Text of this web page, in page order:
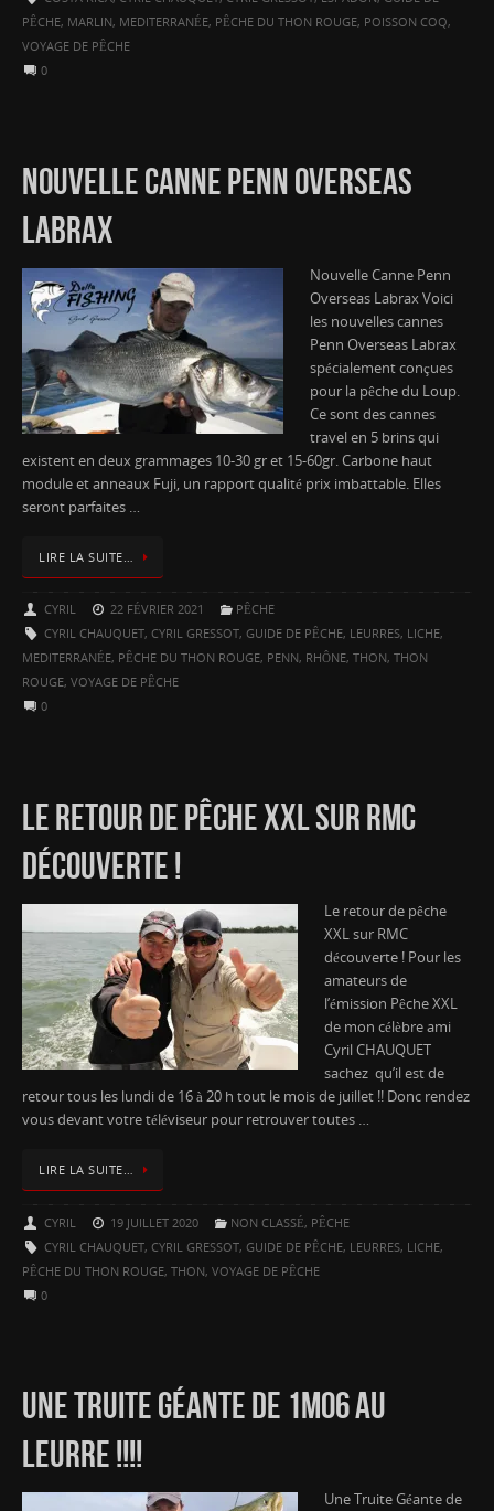
PÊCHE, MARLIN, MEDITERRANÉE, PÊCHE DU THON ROUGE, POISSON COQ,
VOYAGE DE PÊCHE
0
NOUVELLE CANNE PENN OVERSEAS
LABRAX
Nouvelle Canne Penn
Overseas Labrax Voici
les nouvelles cannes
Penn Overseas Labrax
spécialement conçues
pour la pêche du Loup.
Ce sont des cannes
travel en 5 brins qui
existent en deux grammages 10-30 gr et 15-60gr. Carbone haut
module et anneaux Fuji, un rapport qualité prix imbattable. Elles
seront parfaites …
LIRE LA SUITE…
CYRIL 22 FÉVRIER 2021
PÊCHE
CYRIL CHAUQUET, CYRIL GRESSOT, GUIDE DE PÊCHE, LEURRES, LICHE,
MEDITERRANÉE, PÊCHE DU THON ROUGE, PENN, RHÔNE, THON, THON
ROUGE, VOYAGE DE PÊCHE
0
LE RETOUR DE PÊCHE XXL SUR RMC
DÉCOUVERTE !
Le retour de pêche
XXL sur RMC
découverte ! Pour les
amateurs de
l’émission Pêche XXL
de mon célèbre ami
Cyril CHAUQUET
sachez qu’il est de
retour tous les lundi de 16 à 20 h tout le mois de juillet !! Donc rendez
vous devant votre téléviseur pour retrouver toutes …
LIRE LA SUITE…
CYRIL 19 JUILLET 2020 NON CLASSÉ, PÊCHE
CYRIL CHAUQUET, CYRIL GRESSOT, GUIDE DE PÊCHE, LEURRES, LICHE,
PÊCHE DU THON ROUGE, THON, VOYAGE DE PÊCHE
0
UNE TRUITE GÉANTE DE 1M06 AU
LEURRE !!!!
Une Truite Géante de